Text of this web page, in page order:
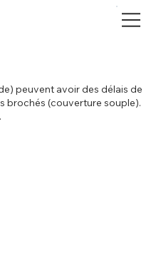
peuvent avoir des délais de
brochés (couverture souple).